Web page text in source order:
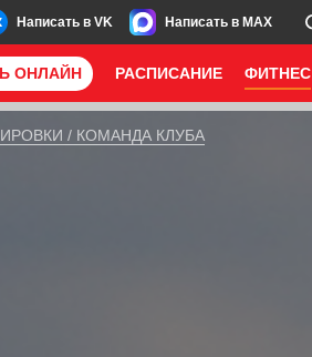
Написать в VK Написать в MAX
ОНЛАЙН РАСПИСАНИЕ ФИТНЕС
/ КОМАНДА КЛУБА